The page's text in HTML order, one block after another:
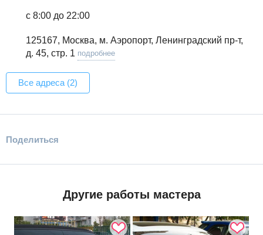
с 8:00 до 22:00
125167, Москва, м. Аэропорт, Ленинградский пр-т,
д. 45, стр. 1 подробнее
Все адреса (2)
Поделиться
Другие работы мастера